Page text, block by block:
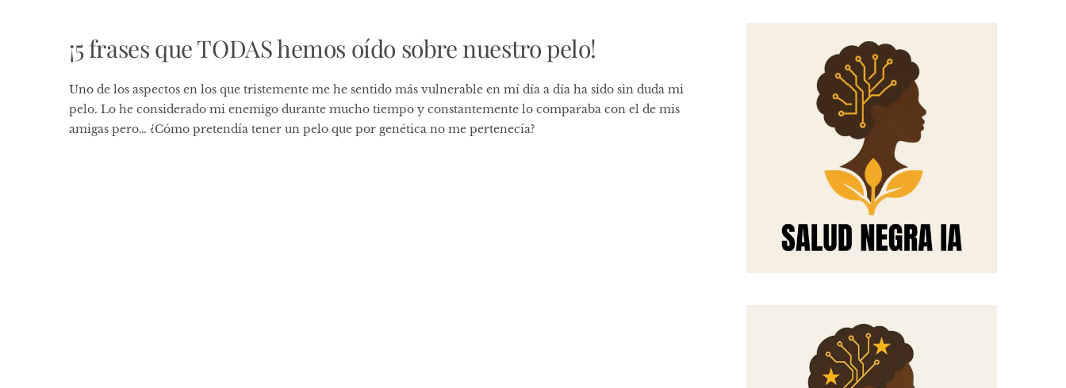
¡5 frases que TODAS hemos oído sobre nuestro pelo!
Uno de los aspectos en los que tristemente me he sentido más vulnerable en mí día a día ha sido sin duda mi
pelo. Lo he considerado mi enemigo durante mucho tiempo y constantemente lo comparaba con el de mis
amigas pero… ¿Cómo pretendía tener un pelo que por genética no me pertenecía?